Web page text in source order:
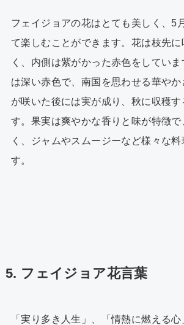
フェイジョアの花はとても美しく、5
て楽しむことができます。花は枝先に
く、内側は紫がかった赤色をしてい
は深い赤色で、南国を思わせる華や
が咲いた後には実が成り、秋に収穫す
す。果実は爽やかな香りと味が特徴で
く、ジャムやスムージーなど様々な料
す。
5. フェイジョア花言葉
「実り多き人生」、「情熱に燃える